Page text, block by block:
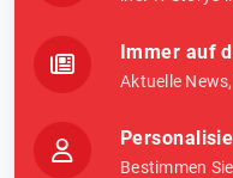
Immer auf
Aktuelle
Bestimmen